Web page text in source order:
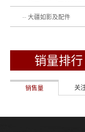
大疆如影及配件
销量排行
销售量 关